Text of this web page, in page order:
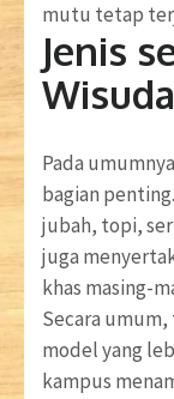
mutu tetap
Jenis
Wisuda
Pada
bagian
jubah, topi,
juga
khas masing-
Secara
model yang
kampus